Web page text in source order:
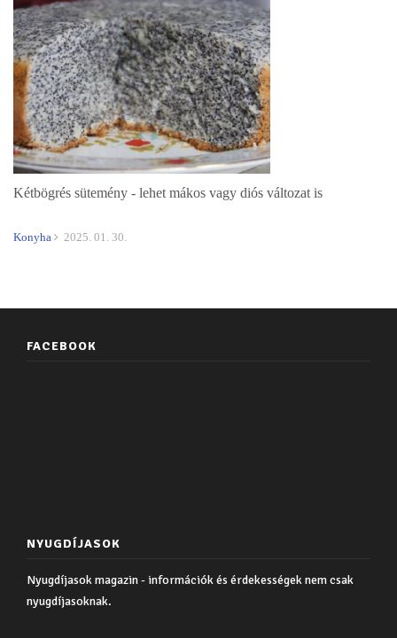
Kétbögrés sütemény - lehet mákos vagy diós változat is
Konyha 2025. 01. 30.
FACEBOOK
NYUGDÍJASOK
Nyugdíjasok magazin - információk és érdekességek nem csak
nyugdíjasoknak.